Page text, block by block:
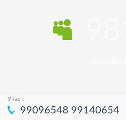
Утас :
99096548 99140654